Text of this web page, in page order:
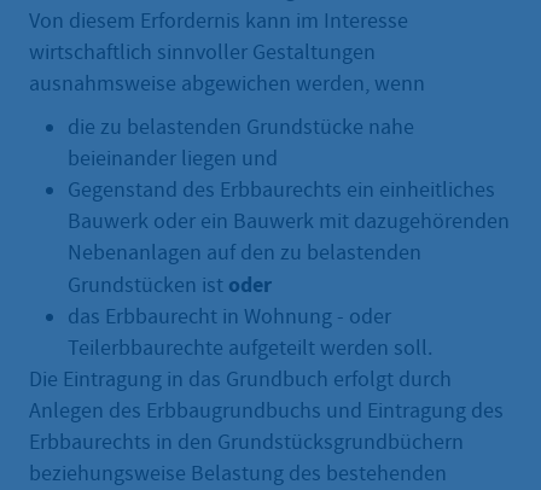
Von diesem Erfordernis kann im Interesse
wirtschaftlich sinnvoller Gestaltungen
ausnahmsweise abgewichen werden, wenn
die zu belastenden Grundstücke nahe
beieinander liegen und
Gegenstand des Erbbaurechts ein einheitliches
Bauwerk oder ein Bauwerk mit dazugehörenden
Nebenanlagen auf den zu belastenden
Grundstücken ist oder
das Erbbaurecht in Wohnung - oder
Teilerbbaurechte aufgeteilt werden soll.
Die Eintragung in das Grundbuch erfolgt durch
Anlegen des Erbbaugrundbuchs und Eintragung des
Erbbaurechts in den Grundstücksgrundbüchern
beziehungsweise Belastung des bestehenden